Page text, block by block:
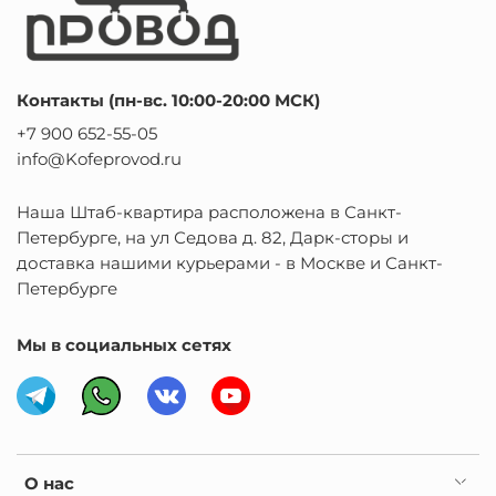
О нас
Контакты (пн-вс. 10:00-20:00 МСК)
+7 900 652-55-05
info@Kofeprovod.ru
Наша Штаб-квартира расположена в Санкт-
Петербурге, на ул Седова д. 82, Дарк-сторы и
доставка нашими курьерами - в Москве и Санкт-
Петербурге
Мы в социальных сетях